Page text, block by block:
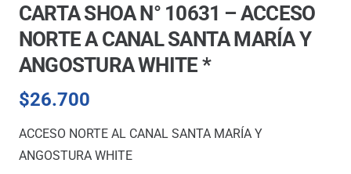
CARTA SHOA N° 10631 – ACCESO
NORTE A CANAL SANTA MARÍA Y
ANGOSTURA WHITE *
$26.700
ACCESO NORTE AL CANAL SANTA MARÍA Y
ANGOSTURA WHITE